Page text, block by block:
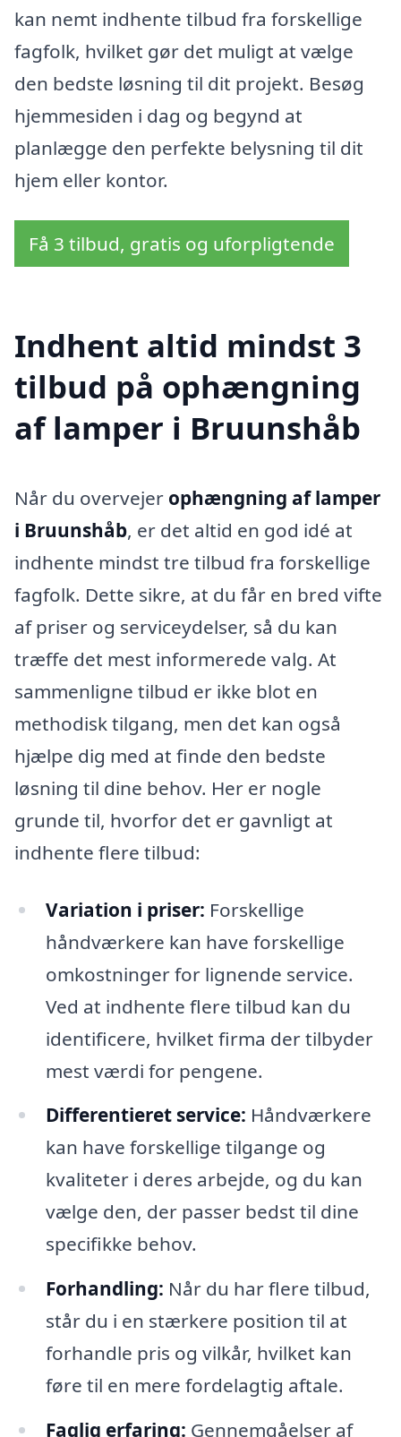
kan nemt indhente tilbud fra forskellige
fagfolk, hvilket gør det muligt at vælge
den bedste løsning til dit projekt. Besøg
hjemmesiden i dag og begynd at
planlægge den perfekte belysning til dit
hjem eller kontor.
Få 3 tilbud, gratis og uforpligtende
Indhent altid mindst 3
tilbud på ophængning
af lamper i Bruunshåb
Når du overvejer ophængning af lamper
i Bruunshåb, er det altid en god idé at
indhente mindst tre tilbud fra forskellige
fagfolk. Dette sikre, at du får en bred vifte
af priser og serviceydelser, så du kan
træffe det mest informerede valg. At
sammenligne tilbud er ikke blot en
methodisk tilgang, men det kan også
hjælpe dig med at finde den bedste
løsning til dine behov. Her er nogle
grunde til, hvorfor det er gavnligt at
indhente flere tilbud:
Variation i priser: Forskellige
håndværkere kan have forskellige
omkostninger for lignende service.
Ved at indhente flere tilbud kan du
identificere, hvilket firma der tilbyder
mest værdi for pengene.
Differentieret service: Håndværkere
kan have forskellige tilgange og
kvaliteter i deres arbejde, og du kan
vælge den, der passer bedst til dine
specifikke behov.
Forhandling: Når du har flere tilbud,
står du i en stærkere position til at
forhandle pris og vilkår, hvilket kan
føre til en mere fordelagtig aftale.
Faglig erfaring: Gennemgåelser af